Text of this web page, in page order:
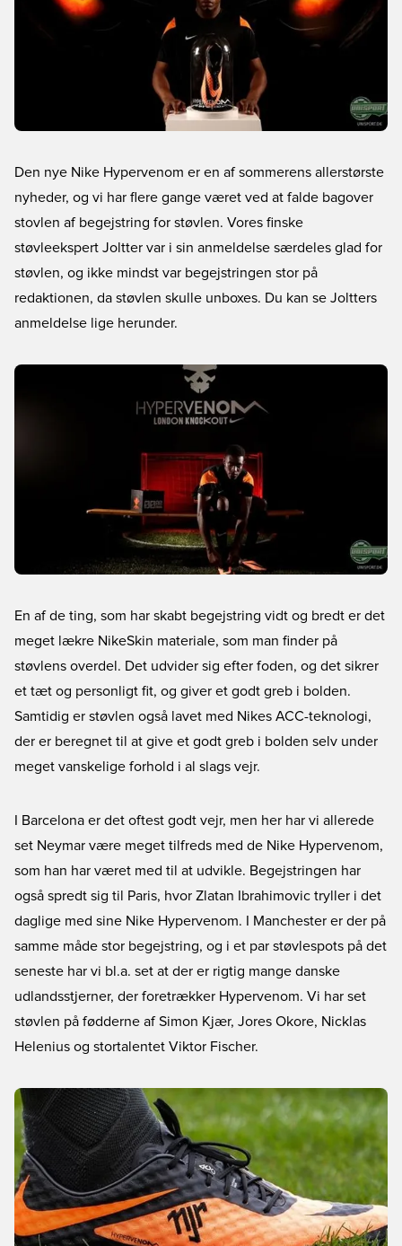
Den nye Nike Hypervenom er en af sommerens allerstørste
nyheder, og vi har flere gange været ved at falde bagover
stovlen af begejstring for støvlen. Vores finske
støvleekspert Joltter var i sin anmeldelse særdeles glad for
støvlen, og ikke mindst var begejstringen stor på
redaktionen, da støvlen skulle unboxes. Du kan se Joltters
anmeldelse lige herunder.
En af de ting, som har skabt begejstring vidt og bredt er det
meget lækre NikeSkin materiale, som man finder på
støvlens overdel. Det udvider sig efter foden, og det sikrer
et tæt og personligt fit, og giver et godt greb i bolden.
Samtidig er støvlen også lavet med Nikes ACC-teknologi,
der er beregnet til at give et godt greb i bolden selv under
meget vanskelige forhold i al slags vejr.
I Barcelona er det oftest godt vejr, men her har vi allerede
set Neymar være meget tilfreds med de Nike Hypervenom,
som han har været med til at udvikle. Begejstringen har
også spredt sig til Paris, hvor Zlatan Ibrahimovic tryller i det
daglige med sine Nike Hypervenom. I Manchester er der på
samme måde stor begejstring, og i et par støvlespots på det
seneste har vi bl.a. set at der er rigtig mange danske
udlandsstjerner, der foretrækker Hypervenom. Vi har set
støvlen på fødderne af Simon Kjær, Jores Okore, Nicklas
Helenius og stortalentet Viktor Fischer.